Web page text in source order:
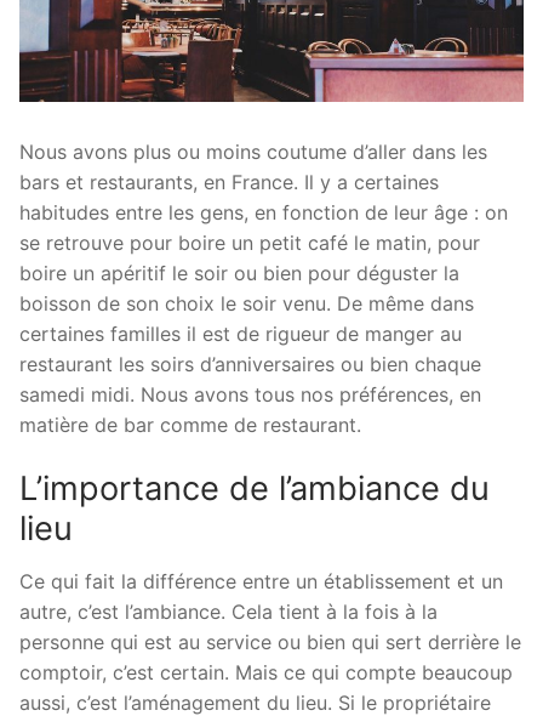
Nous avons plus ou moins coutume d’aller dans les
bars et restaurants, en France. Il y a certaines
habitudes entre les gens, en fonction de leur âge : on
se retrouve pour boire un petit café le matin, pour
boire un apéritif le soir ou bien pour déguster la
boisson de son choix le soir venu. De même dans
certaines familles il est de rigueur de manger au
restaurant les soirs d’anniversaires ou bien chaque
samedi midi. Nous avons tous nos préférences, en
matière de bar comme de restaurant.
L’importance de l’ambiance du
lieu
Ce qui fait la différence entre un établissement et un
autre, c’est l’ambiance. Cela tient à la fois à la
personne qui est au service ou bien qui sert derrière le
comptoir, c’est certain. Mais ce qui compte beaucoup
aussi, c’est l’aménagement du lieu. Si le propriétaire